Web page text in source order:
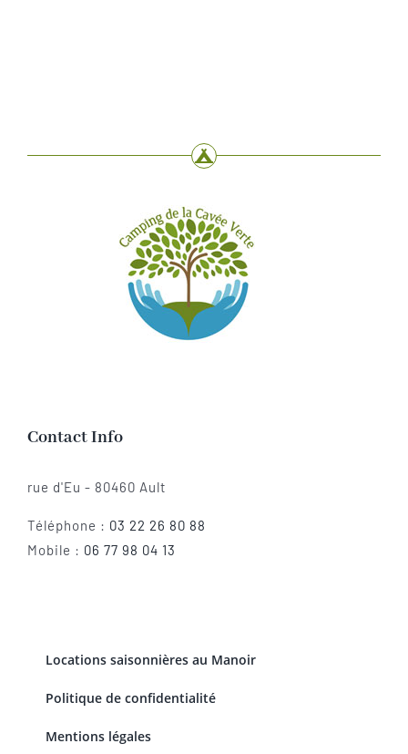
Contact Info
rue d'Eu - 80460 Ault
Téléphone : 03 22 26 80 88
Mobile : 06 77 98 04 13
Locations saisonnières au Manoir
Politique de confidentialité
Mentions légales